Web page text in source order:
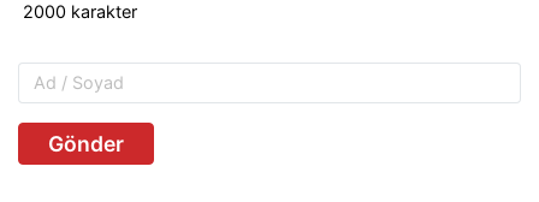
Gönder